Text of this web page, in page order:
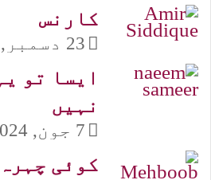
کارنس
23 دسمبر, 2021
ایسا تو
نہیں
7 جون, 2024
کوئی